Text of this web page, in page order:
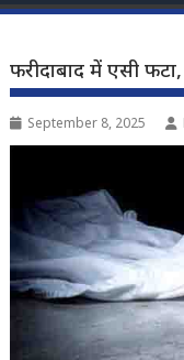
फरीदाबाद में एसी
September 8, 2025